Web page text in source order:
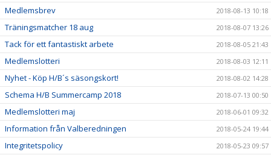
Medlemsbrev 2018-08-13 10:18
Träningsmatcher 18 aug 2018-08-07 13:26
Tack för ett fantastiskt arbete 2018-08-05 21:43
Medlemslotteri 2018-08-03 12:11
Nyhet - Köp H/B´s säsongskort! 2018-08-02 14:28
Schema H/B Summercamp 2018 2018-07-13 00:50
Medlemslotteri maj 2018-06-01 09:32
Information från Valberedningen 2018-05-24 19:44
Integritetspolicy 2018-05-23 09:57